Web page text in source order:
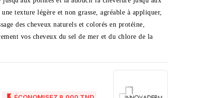
texture légère et non grasse, agréable à appliquer,
des cheveux naturels et colorés en protéine,
vos cheveux du sel de mer et du chlore de la